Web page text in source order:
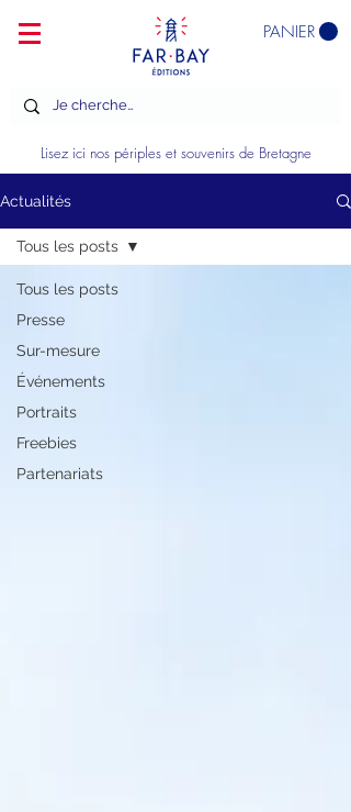
PANIER
Lisez ici nos périples et souvenirs de Bretagne
Actualités
Tous les posts
Presse
Sur-mesure
Événements
Portraits
Freebies
Partenariats
Tous les posts